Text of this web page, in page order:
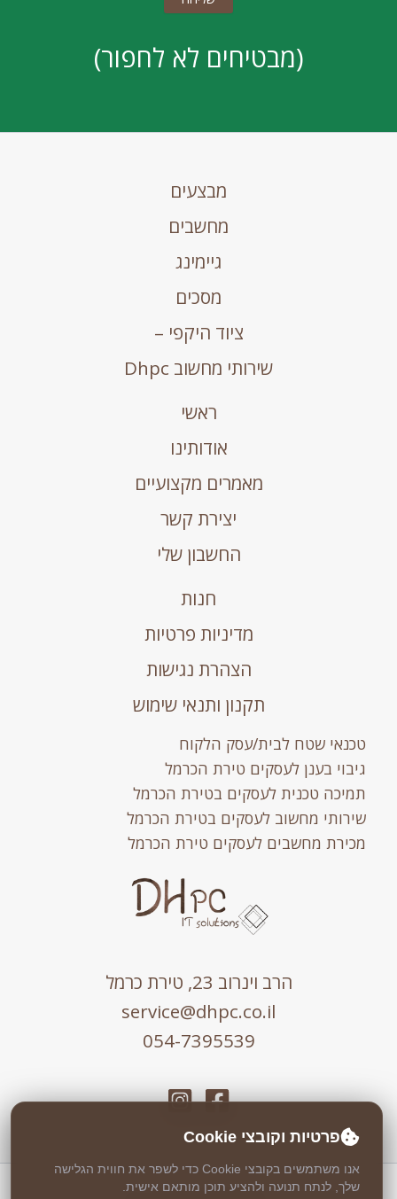
(מבטיחים לא לחפור)
מבצעים
מחשבים
גיימינג
מסכים
ציוד היקפי –
שירותי מחשוב Dhpc
ראשי
אודותינו
מאמרים מקצועיים
יצירת קשר
החשבון שלי
חנות
מדיניות פרטיות
הצהרת נגישות
תקנון ותנאי שימוש
טכנאי שטח לבית/עסק הלקוח
גיבוי בענן לעסקים טירת הכרמל
תמיכה טכנית לעסקים בטירת הכרמל
שירותי מחשוב לעסקים בטירת הכרמל
מכירת מחשבים לעסקים טירת הכרמל
הרב וינרוב 23, טירת כרמל
service@dhpc.co.il
054-7395539
כל הזכויות שמורות © 2026 DHPC
פרטיות וקובצי Cookie
אנו משתמשים בקובצי Cookie כדי לשפר את חווית הגלישה
שלך, לנתח תנועה ולהציע תוכן מותאם אישית.